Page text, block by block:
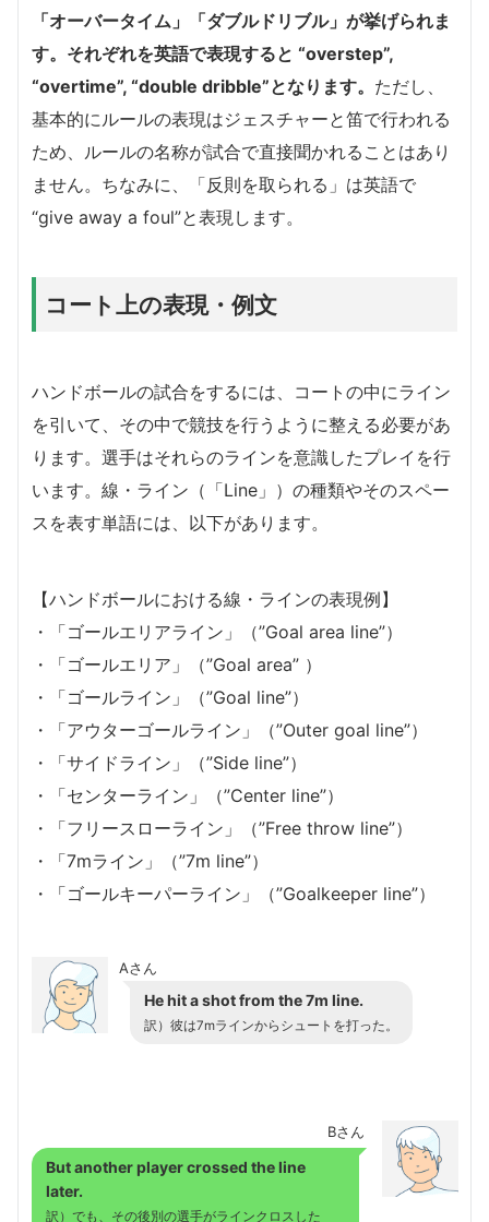
「オーバータイム」「ダブルドリブル」が挙げられま
す。それぞれを英語で表現すると “overstep”,
“overtime”, “double dribble”となります。 ただし、
基本的にルールの表現はジェスチャーと笛で行われる
ため、ルールの名称が試合で直接聞かれることはあり
ません。ちなみに、「反則を取られる」は英語で
“give away a foul”と表現します。
コート上の表現・例文
ハンドボールの試合をするには、コートの中にライン
を引いて、その中で競技を行うように整える必要があ
ります。選手はそれらのラインを意識したプレイを行
います。線・ライン（「Line」）の種類やそのスペー
スを表す単語には、以下があります。
【ハンドボールにおける線・ラインの表現例】
・「ゴールエリアライン」（”Goal area line”）
・「ゴールエリア」（”Goal area” ）
・「ゴールライン」（”Goal line”）
・「アウターゴールライン」（”Outer goal line”）
・「サイドライン」（”Side line”）
・「センターライン」（”Center line”）
・「フリースローライン」（”Free throw line”）
・「7mライン」（”7m line”）
・「ゴールキーパーライン」（”Goalkeeper line”）
Aさん
He hit a shot from the 7m line.
訳）彼は7mラインからシュートを打った。
Bさん
But another player crossed the line
later.
訳）でも、その後別の選手がラインクロスした